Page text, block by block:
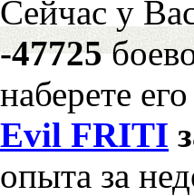
Сейчас у
-47725
наберете его
Evil FRITI
опыта за